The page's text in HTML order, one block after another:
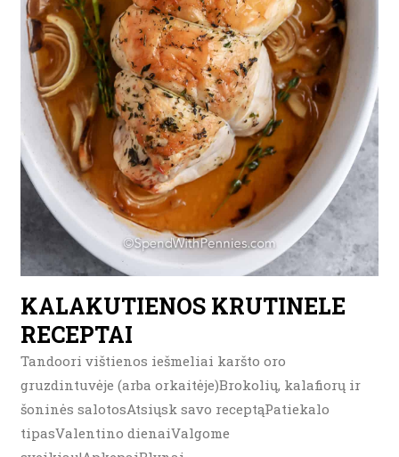
KALAKUTIENOS KRUTINELE
RECEPTAI
Tandoori vištienos iešmeliai karšto oro
gruzdintuvėje (arba orkaitėje)Brokolių, kalafiorų ir
šoninės salotosAtsiųsk savo receptąPatiekalo
tipasValentino dienaiValgome